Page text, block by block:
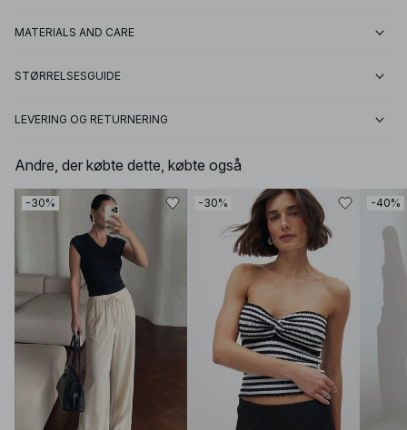
MATERIALS AND CARE
STØRRELSESGUIDE
LEVERING OG RETURNERING
Andre, der købte dette, købte også
-30% -30% -40%